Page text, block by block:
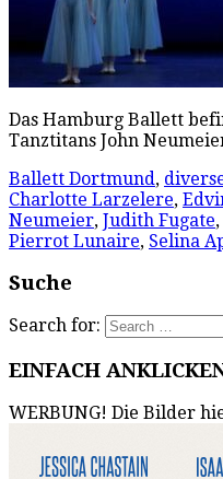
Das Hamburg Ballett
Tanztitans John
Ballett Dortmund,
Charlotte Larzelere,
Neumeier, Judith Fugate,
Pierrot Lunaire, Selina
Suche
Search for:
EINFACH
WERBUNG! Die Bilder